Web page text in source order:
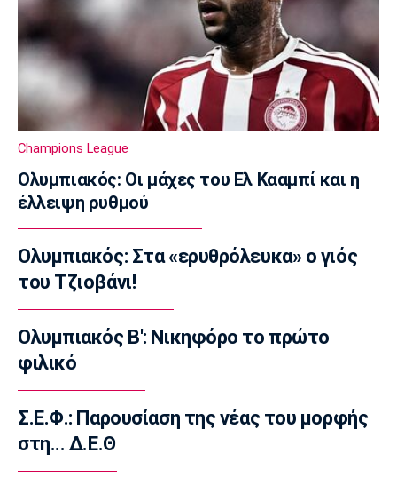
Επικαιρότητα
Γαύδος: Επιχείρηση διάσωσης 31χρονης
τουρίστριας από δύσβατη περιοχή
13:50
Ποδόσφαιρο - Διεθνή
Σιμεόνε για Άλβαρες: «Ο σύλλογος έχει
πάρει την απόφασή του»
13:40
Εθνικές Μπάσκετ
Μπάρλος: «Χάσαμε από δικά μας λάθη»
13:30
EuroLeague
«Παραμένει στη Βιλερμπάν ο Μπολομπόι»
13:20
Τένις
13:10
Εθνικές Μπάσκετ
Champions League
Ολυμπιακός: Οι μάχες του Ελ Κααμπί και η
έλλειψη ρυθμού
Ολυμπιακός: Στα «ερυθρόλευκα» ο γιός
του Τζιοβάνι!
Ολυμπιακός Β': Νικηφόρο το πρώτο
φιλικό
Σ.Ε.Φ.: Παρουσίαση της νέας του μορφής
στη... Δ.Ε.Θ